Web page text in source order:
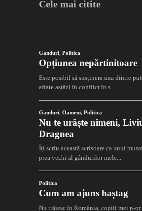
Cele mai citite